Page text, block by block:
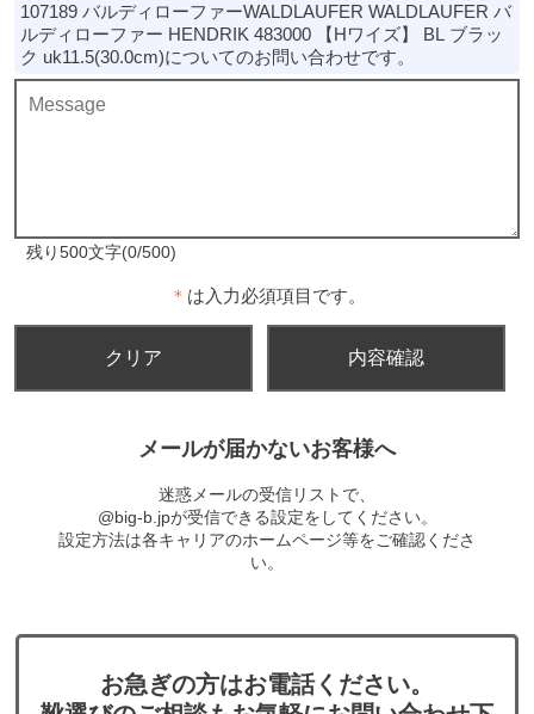
107189 バルディローファーWALDLAUFER WALDLAUFER バ
ルディローファー HENDRIK 483000 【Hワイズ】 BL ブラッ
ク uk11.5(30.0cm)についてのお問い合わせです。
残り500文字(0/500)
＊ は入力必須項目です。
メールが届かないお客様へ
迷惑メールの受信リストで、
@big-b.jpが受信できる設定をしてください。
設定方法は各キャリアのホームページ等をご確認くださ
い。
お急ぎの方はお電話ください。